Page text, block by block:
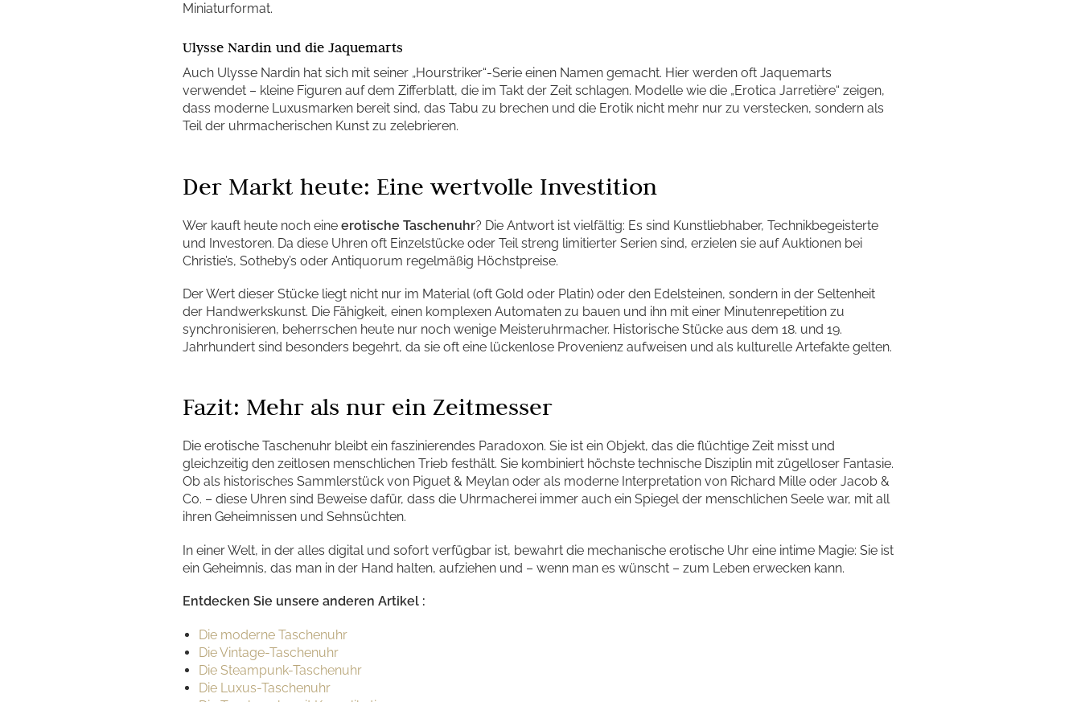
Miniaturformat.
Ulysse Nardin und die Jaquemarts
Auch Ulysse Nardin hat sich mit seiner „Hourstriker“-Serie einen Namen gemacht. Hier werden oft Jaquemarts
verwendet – kleine Figuren auf dem Zifferblatt, die im Takt der Zeit schlagen. Modelle wie die „Erotica Jarretière“ zeigen,
dass moderne Luxusmarken bereit sind, das Tabu zu brechen und die Erotik nicht mehr nur zu verstecken, sondern als
Teil der uhrmacherischen Kunst zu zelebrieren.
Der Markt heute: Eine wertvolle Investition
Wer kauft heute noch eineerotische Taschenuhr? Die Antwort ist vielfältig: Es sind Kunstliebhaber, Technikbegeisterte
und Investoren. Da diese Uhren oft Einzelstücke oder Teil streng limitierter Serien sind, erzielen sie auf Auktionen bei
Christie’s, Sotheby’s oder Antiquorum regelmäßig Höchstpreise.
Der Wert dieser Stücke liegt nicht nur im Material (oft Gold oder Platin) oder den Edelsteinen, sondern in der Seltenheit
der Handwerkskunst. Die Fähigkeit, einen komplexen Automaten zu bauen und ihn mit einer Minutenrepetition zu
synchronisieren, beherrschen heute nur noch wenige Meisteruhrmacher. Historische Stücke aus dem 18. und 19.
Jahrhundert sind besonders begehrt, da sie oft eine lückenlose Provenienz aufweisen und als kulturelle Artefakte gelten.
Fazit: Mehr als nur ein Zeitmesser
Die erotische Taschenuhr bleibt ein faszinierendes Paradoxon. Sie ist ein Objekt, das die flüchtige Zeit misst und
gleichzeitig den zeitlosen menschlichen Trieb festhält. Sie kombiniert höchste technische Disziplin mit zügelloser Fantasie.
Ob als historisches Sammlerstück von Piguet & Meylan oder als moderne Interpretation von Richard Mille oder Jacob &
Co. – diese Uhren sind Beweise dafür, dass die Uhrmacherei immer auch ein Spiegel der menschlichen Seele war, mit all
ihren Geheimnissen und Sehnsüchten.
In einer Welt, in der alles digital und sofort verfügbar ist, bewahrt die mechanische erotische Uhr eine intime Magie: Sie ist
ein Geheimnis, das man in der Hand halten, aufziehen und – wenn man es wünscht – zum Leben erwecken kann.
Entdecken Sie unsere anderen Artikel :
Die moderne Taschenuhr
Die Vintage-Taschenuhr
Die Steampunk-Taschenuhr
Die Luxus-Taschenuhr